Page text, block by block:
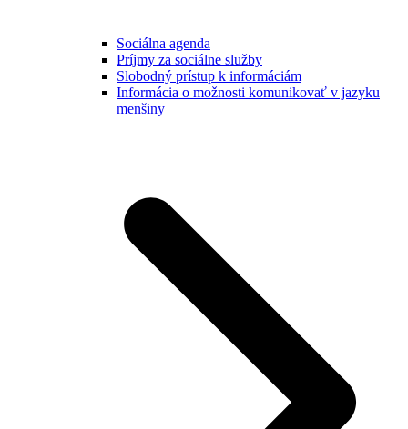
Sociálna agenda
Príjmy za sociálne služby
Slobodný prístup k informáciám
Informácia o možnosti komunikovať v jazyku
menšiny